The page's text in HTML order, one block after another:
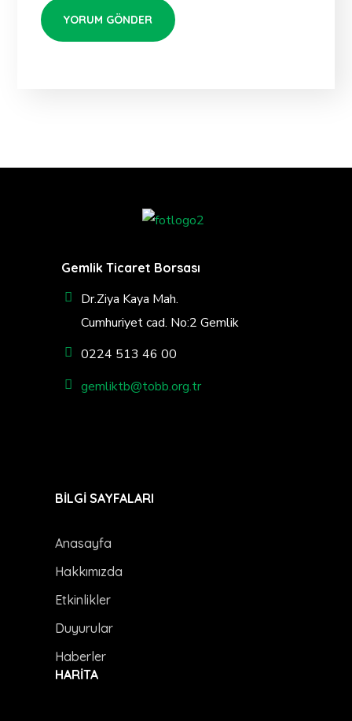
Gemlik Ticaret Borsası
Dr.Ziya Kaya Mah.
Cumhuriyet cad. No:2 Gemlik
0224 513 46 00
gemliktb@tobb.org.tr
BİLGİ SAYFALARI
Anasayfa
Hakkımızda
Etkinlikler
Duyurular
Haberler
HARİTA